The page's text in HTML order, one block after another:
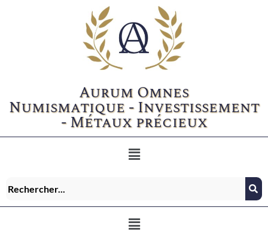
Aurum Omnes
Numismatique - Investissement
- Métaux précieux